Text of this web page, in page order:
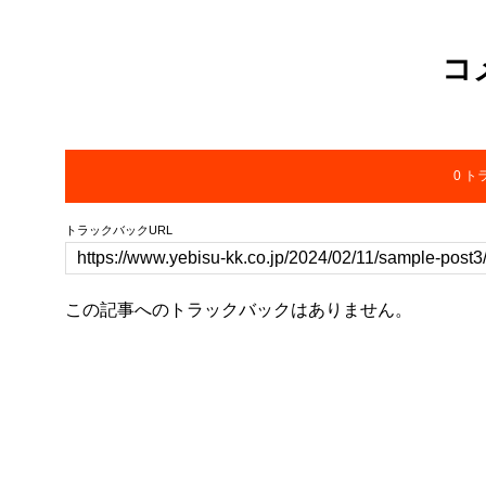
コ
0 ト
トラックバックURL
この記事へのトラックバックはありません。